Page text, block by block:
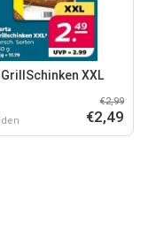
XXL
€2,99
€2,49